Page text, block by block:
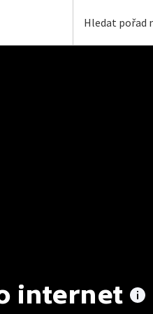
internet